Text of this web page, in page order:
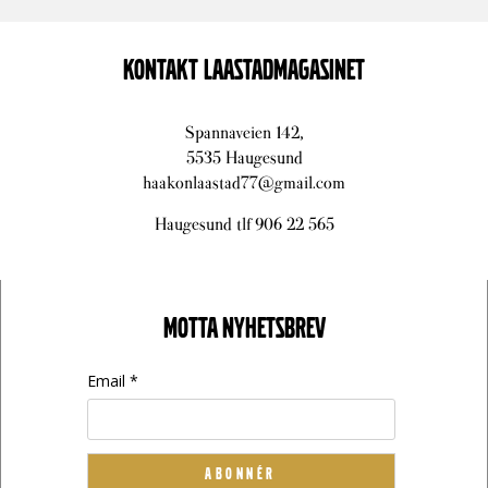
KONTAKT LAASTADMAGASINET
Spannaveien 142,
5535 Haugesund
haakonlaastad77@gmail.com
Haugesund tlf 906 22 565
MOTTA NYHETSBREV
Email *